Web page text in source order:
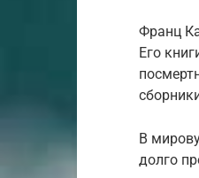
Франц
Его
В
долго